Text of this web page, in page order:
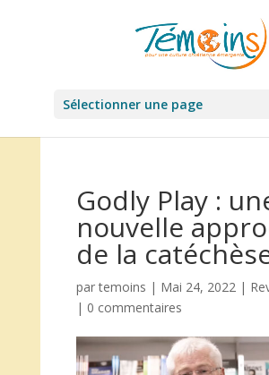
Sélectionner une page
Godly Play :
nouvelle
de la
partemoins | Mai 24, 2022|
| 0 commentaires